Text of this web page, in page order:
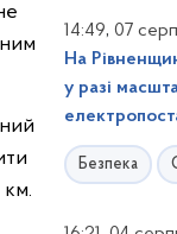
км.
14:49, 07
На
у разі
Безпека